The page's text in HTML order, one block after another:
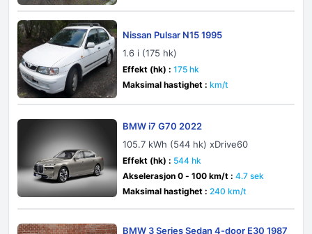
Nissan Pulsar N15 1995
1.6 i (175 hk)
Effekt (hk) : 175 hk
Maksimal hastighet : km/t
BMW i7 G70 2022
105.7 kWh (544 hk) xDrive60
Effekt (hk) : 544 hk
Akselerasjon 0 - 100 km/t : 4.7 sek
Maksimal hastighet : 240 km/t
BMW 3 Series Sedan 4-door E30 1987